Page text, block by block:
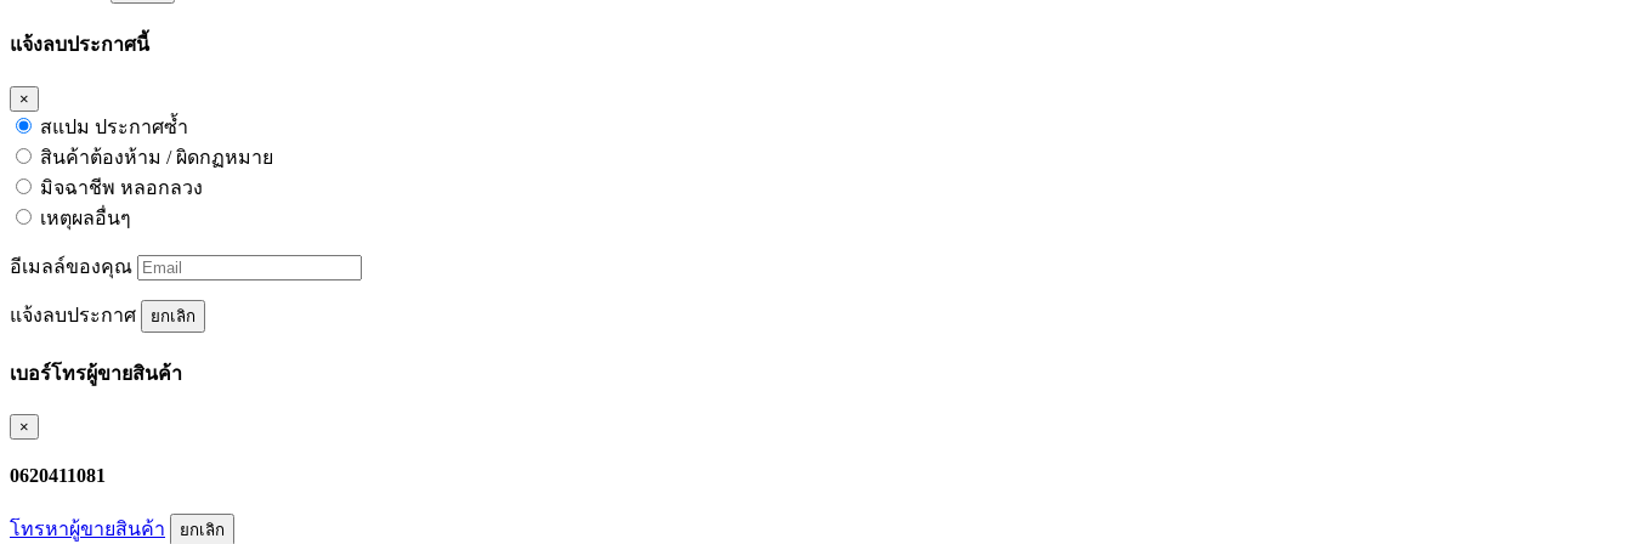
แจ้งลบประกาศนี้
×
สแปม ประกาศซ้ำ
สินค้าต้องห้าม / ผิดกฏหมาย
มิจฉาชีพ หลอกลวง
เหตุผลอื่นๆ
อีเมลล์ของคุณ
แจ้งลบประกาศ ยกเลิก
เบอร์โทรผู้ขายสินค้า
×
0620411081
โทรหาผู้ขายสินค้า ยกเลิก